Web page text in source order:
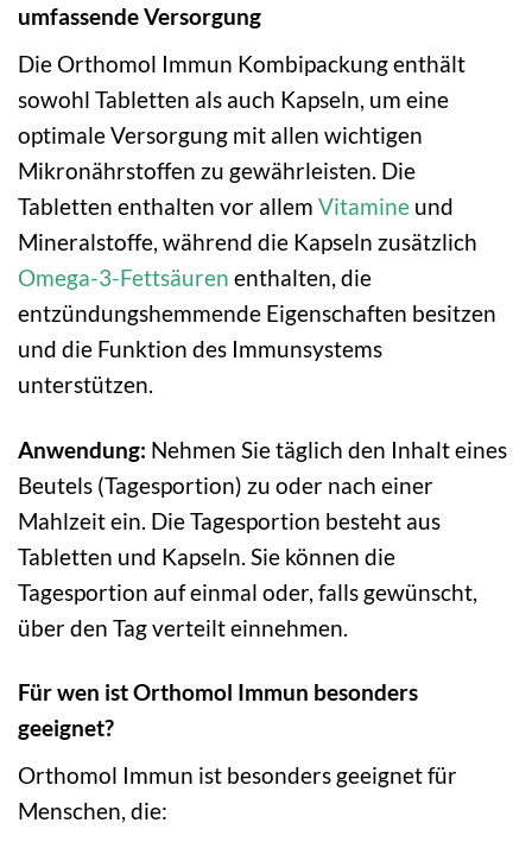
umfassende Versorgung
Die Orthomol Immun Kombipackung enthält
sowohl Tabletten als auch Kapseln, um eine
optimale Versorgung mit allen wichtigen
Mikronährstoffen zu gewährleisten. Die
Tabletten enthalten vor allem Vitamine und
Mineralstoffe, während die Kapseln zusätzlich
Omega-3-Fettsäuren enthalten, die
entzündungshemmende Eigenschaften besitzen
und die Funktion des Immunsystems
unterstützen.
Anwendung: Nehmen Sie täglich den Inhalt eines
Beutels (Tagesportion) zu oder nach einer
Mahlzeit ein. Die Tagesportion besteht aus
Tabletten und Kapseln. Sie können die
Tagesportion auf einmal oder, falls gewünscht,
über den Tag verteilt einnehmen.
Für wen ist Orthomol Immun besonders
geeignet?
Orthomol Immun ist besonders geeignet für
Menschen, die: